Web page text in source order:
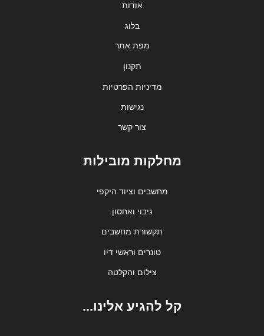
אודות
בלוג
מפת אתר
תקנון
מדיניות הפרטיות
נגישות
צור קשר
מחלקות מובילות
מחשבים וציוד היקפי
גיבוי ואחסון
תקשורת מחשבים
טונרים וראשי דיו
צילום והקלטה
קל להגיע אלינו...